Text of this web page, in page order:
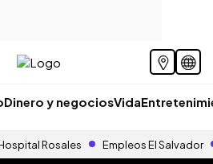
Dinero y negociosVida
Rosales Empleos El Salvador